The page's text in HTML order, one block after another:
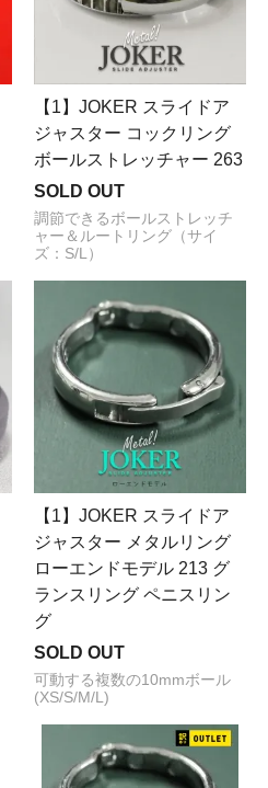
【1】JOKER スライドア
ジャスター コックリング
ボールストレッチャー 263
SOLD OUT
調節できるボールストレッチ
ャー＆ルートリング（サイ
ズ：S/L）
【1】JOKER スライドア
ジャスター メタルリング
ローエンドモデル 213 グ
ランスリング ペニスリン
グ
SOLD OUT
可動する複数の10mmボール
(XS/S/M/L)